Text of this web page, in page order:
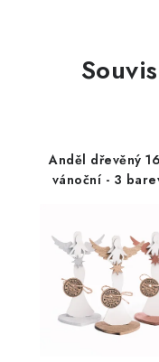
Anděl dřevěný
vánoční - 3 barevné